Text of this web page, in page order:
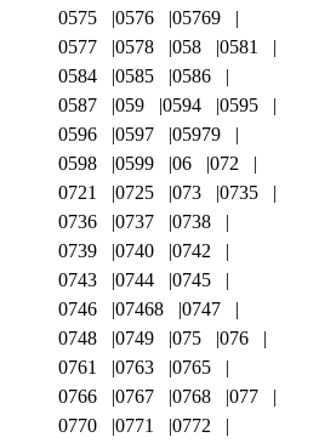
0575
0576
05769
0577
0578 058
0581
0584
0585
0586
0587
059 0594
0595
0596
0597
05979
0598
0599 06
072
0721
0725 073
0735
0736
0737
0738
0739
0740
0742
0743
0744
0745
0746
07468
0747
0748
0749 075
076
0761
0763
0765
0766
0767 0768
077
0770
0771
0772